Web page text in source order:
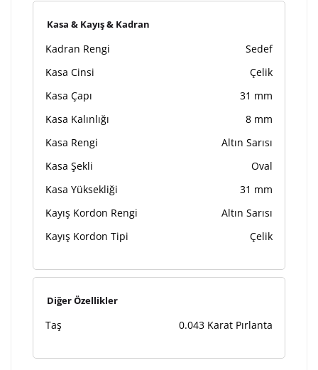
Kasa & Kayış & Kadran
Kadran Rengi
Sedef
Kasa Cinsi
Çelik
Kasa Çapı
31 mm
Kasa Kalınlığı
8 mm
Kasa Rengi
Altın Sarısı
Kasa Şekli
Oval
Kasa Yüksekliği
31 mm
Kayış Kordon Rengi
Altın Sarısı
Kayış Kordon Tipi
Çelik
Diğer Özellikler
Taş 0.043 Karat Pırlanta